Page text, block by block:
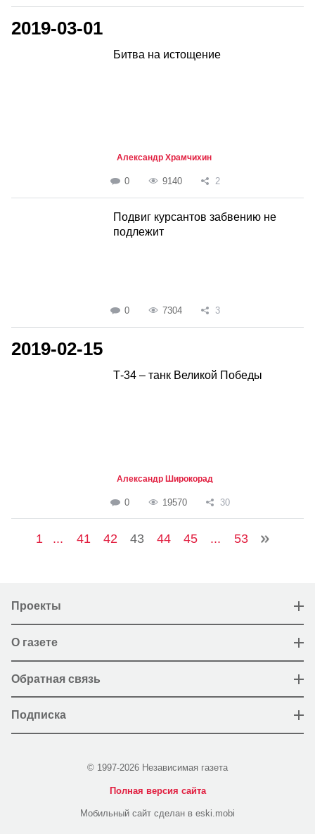
2019-03-01
Битва на истощение
Александр Храмчихин
0 9140 2
Подвиг курсантов забвению не
подлежит
0 7304 3
2019-02-15
Т-34 – танк Великой Победы
Александр Широкорад
0 19570 30
1 ... 41 42 43 44 45 ... 53
Проекты
О газете
Обратная связь
Подписка
© 1997-2026 Независимая газета
Полная версия сайта
Мобильный сайт сделан в eski.mobi